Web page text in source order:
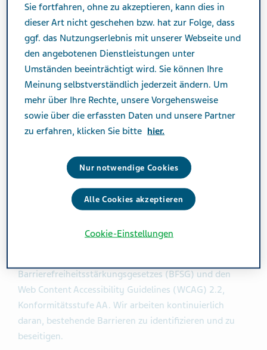
Wir bei Teva Deutschland (mit den Unternehmen, Teva
GmbH, ratiopharm GmbH, AbZ-Pharma GmbH, Teva
Biotech GmbH, Transpharm Logistik GmbH; im
Folgenden „Teva“) sind bestrebt, unsere Webseiten
barrierefrei zugänglich zu gestalten.
Wir orientieren uns dabei an den Vorgaben des
Barrierefreiheitsstärkungsgesetzes (BFSG) und den
Web Content Accessibility Guidelines (WCAG) 2.2,
Stand der Barrierefreiheit
Diese Website ist derzeit teilweise barrierefrei. Einige
Barrierefreiheitsstärkungsgesetzes (BFSG) und den
Web Content Accessibility Guidelines (WCAG) 2.2,
Konformitätsstufe AA. Wir arbeiten kontinuierlich
daran, bestehende Barrieren zu identifizieren und zu
beseitigen.
Sie fortfahren, ohne zu akzeptieren, kann dies in
dieser Art nicht geschehen bzw. hat zur Folge, dass
ggf. das Nutzungserlebnis mit unserer Webseite und
den angebotenen Dienstleistungen unter
Umständen beeinträchtigt wird. Sie können Ihre
Meinung selbstverständlich jederzeit ändern. Um
mehr über Ihre Rechte, unsere Vorgehensweise
sowie über die erfassten Daten und unsere Partner
zu erfahren, klicken Sie bitte hier.
Nur notwendige Cookies
Alle Cookies akzeptieren
Cookie-Einstellungen